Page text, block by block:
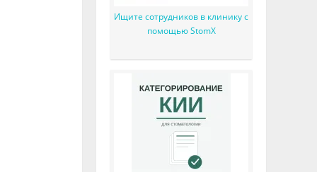
Ищите сотрудников в клинику с
помощью StomX